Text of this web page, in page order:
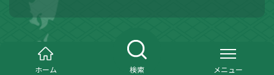
ホーム 検索 メニュー